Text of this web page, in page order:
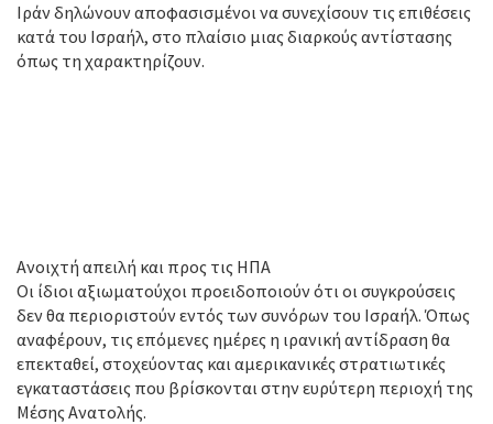
Ιράν δηλώνουν αποφασισμένοι να συνεχίσουν τις επιθέσεις
κατά του Ισραήλ, στο πλαίσιο μιας διαρκούς αντίστασης
όπως τη χαρακτηρίζουν.
Ανοιχτή απειλή και προς τις ΗΠΑ
Οι ίδιοι αξιωματούχοι προειδοποιούν ότι οι συγκρούσεις
δεν θα περιοριστούν εντός των συνόρων του Ισραήλ. Όπως
αναφέρουν, τις επόμενες ημέρες η ιρανική αντίδραση θα
επεκταθεί, στοχεύοντας και αμερικανικές στρατιωτικές
εγκαταστάσεις που βρίσκονται στην ευρύτερη περιοχή της
Μέσης Ανατολής.